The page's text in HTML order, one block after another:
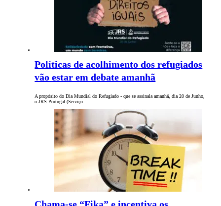
Políticas de acolhimento dos refugiados
vão estar em debate amanhã
A propósito do Dia Mundial do Refugiado - que se assinala amanhã, dia 20 de Junho,
o JRS Portugal (Serviço…